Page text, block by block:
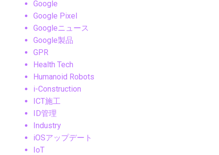
Google
Google Pixel
Googleニュース
Google製品
GPR
Health Tech
Humanoid Robots
i-Construction
ICT施工
ID管理
Industry
iOSアップデート
IoT